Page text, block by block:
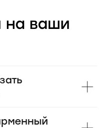
на ваши